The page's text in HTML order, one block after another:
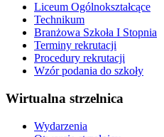
Liceum Ogólnokształcące
Technikum
Branżowa Szkoła I Stopnia
Terminy rekrutacji
Procedury rekrutacji
Wzór podania do szkoły
Wirtualna strzelnica
Wydarzenia